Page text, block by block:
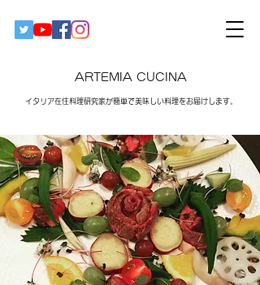
ARTEMIA CUCINA
イタリア在住料理研究家が簡単で美味しい料理をお届けします。​